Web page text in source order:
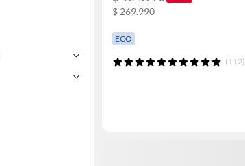
$ 269.990
ECO
(112)